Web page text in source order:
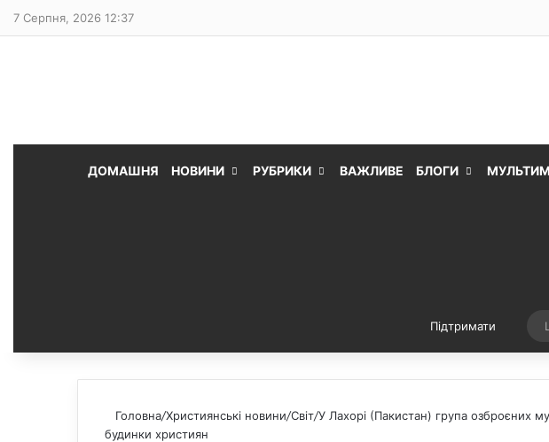
7 Серпня, 2026 12:37
ДОМАШНЯ НОВИНИ РУБРИКИ ВАЖЛИВЕ БЛОГИ
Підтримати
Головна/Християнські новини/Світ/У Лахорі (Пакистан) група озброєних
будинки християн